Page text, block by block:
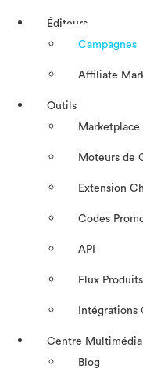
Éditeurs
Campagnes
Affiliate
Outils
Marketplace
Moteurs de
Extension
Codes
API
Flux Produits
Intégrations
Centre Multimédia
Blog